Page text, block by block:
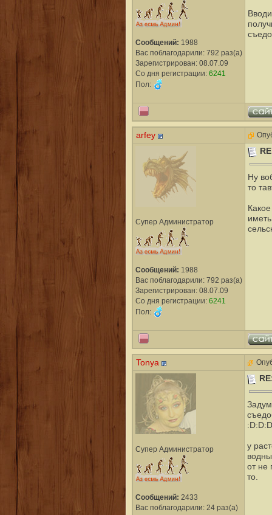
Сообщений: 1988
Вас поблагодарили: 792 раз(а)
Зарегистрирован: 08.07.09
Со дня регистрации: 6241
Пол:
arfey
Супер Администратор
Сообщений: 1988
Вас поблагодарили: 792 раз(а)
Зарегистрирован: 08.07.09
Со дня регистрации: 6241
Пол:
Ну
то
Tonya
Супер Администратор
Сообщений: 2433
Вас поблагодарили: 24 раз(а)
:D:D:D
у
от не
то.